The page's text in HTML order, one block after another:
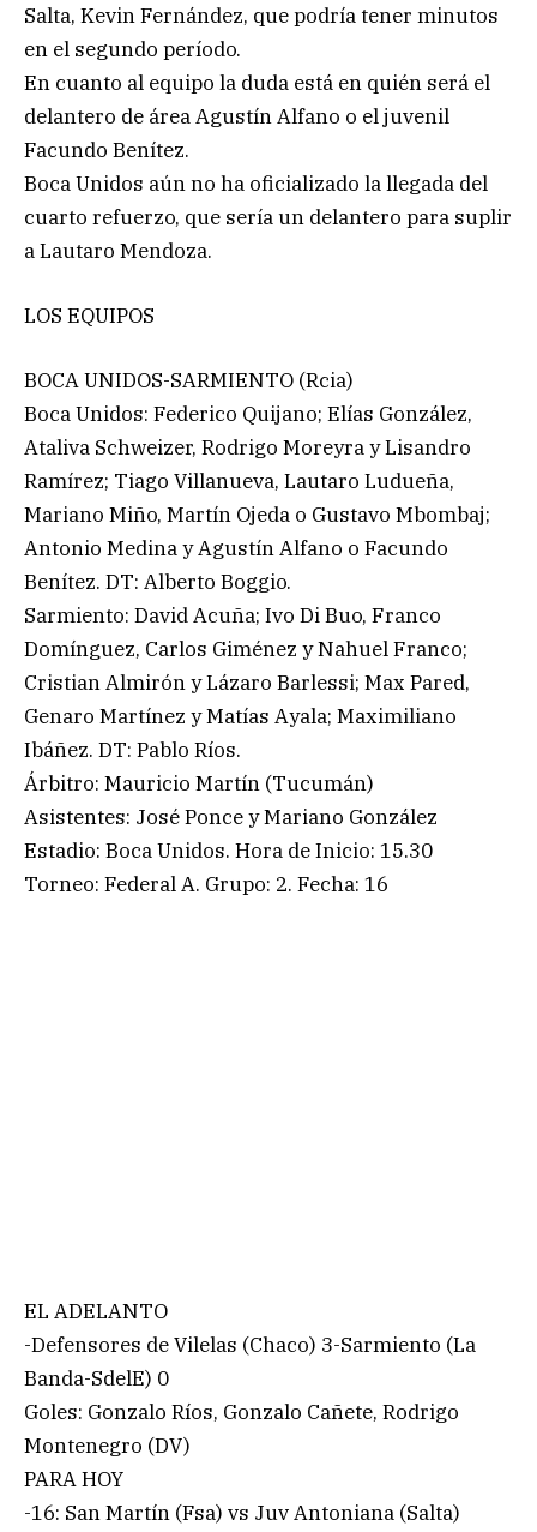
Salta, Kevin Fernández, que podría tener minutos
en el segundo período.
En cuanto al equipo la duda está en quién será el
delantero de área Agustín Alfano o el juvenil
Facundo Benítez.
Boca Unidos aún no ha oficializado la llegada del
cuarto refuerzo, que sería un delantero para suplir
a Lautaro Mendoza.
LOS EQUIPOS
BOCA UNIDOS-SARMIENTO (Rcia)
Boca Unidos: Federico Quijano; Elías González,
Ataliva Schweizer, Rodrigo Moreyra y Lisandro
Ramírez; Tiago Villanueva, Lautaro Ludueña,
Mariano Miño, Martín Ojeda o Gustavo Mbombaj;
Antonio Medina y Agustín Alfano o Facundo
Benítez. DT: Alberto Boggio.
Sarmiento: David Acuña; Ivo Di Buo, Franco
Domínguez, Carlos Giménez y Nahuel Franco;
Cristian Almirón y Lázaro Barlessi; Max Pared,
Genaro Martínez y Matías Ayala; Maximiliano
Ibáñez. DT: Pablo Ríos.
Árbitro: Mauricio Martín (Tucumán)
Asistentes: José Ponce y Mariano González
Estadio: Boca Unidos. Hora de Inicio: 15.30
Torneo: Federal A. Grupo: 2. Fecha: 16
EL ADELANTO
-Defensores de Vilelas (Chaco) 3-Sarmiento (La
Banda-SdelE) 0
Goles: Gonzalo Ríos, Gonzalo Cañete, Rodrigo
Montenegro (DV)
PARA HOY
-16: San Martín (Fsa) vs Juv Antoniana (Salta)